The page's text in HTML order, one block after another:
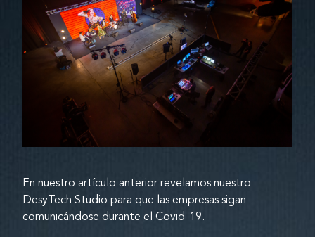
En nuestro artículo anterior revelamos nuestro
DesyTech Studio para que las empresas sigan
comunicándose durante el Covid-19.